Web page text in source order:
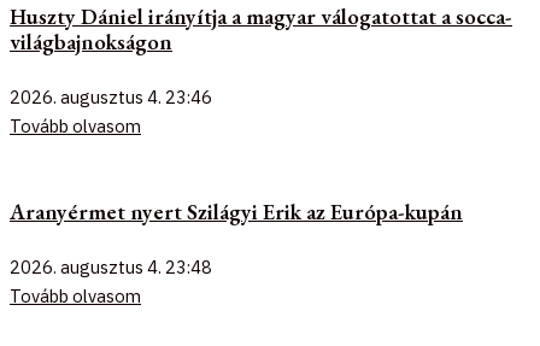
Huszty Dániel irányítja a magyar válogatottat a socca-
világbajnokságon
2026. augusztus 4. 23:46
Tovább olvasom
Aranyérmet nyert Szilágyi Erik az Európa-kupán
2026. augusztus 4. 23:48
Tovább olvasom